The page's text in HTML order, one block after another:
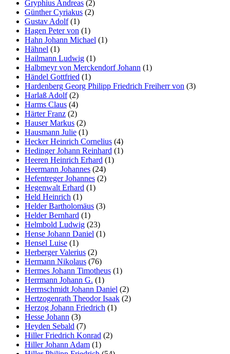
Gryphius Andreas (2)
Günther Cyriakus (2)
Gustav Adolf(1)
Hagen Peter von (1)
Hahn Johann Michael (1)
Hähnel (1)
Hailmann Ludwig (1)
Halbmeyr von Merckendorf Johann (1)
Händel Gottfried (1)
Hardenberg Georg Philipp Friedrich Freiherr von (3)
Harlaß Adolf(2)
Harms Claus (4)
Härter Franz (2)
Hauser Markus (2)
Hausmann Julie (1)
Hecker Heinrich Cornelius (4)
Hedinger Johann Reinhard (1)
Heeren Heinrich Erhard (1)
Heermann Johannes (24)
Hefentreger Johannes (2)
Hegenwalt Erhard (1)
Held Heinrich (1)
Helder Bartholomäus (3)
Helder Bernhard (1)
Helmbold Ludwig (23)
Hense Johann Daniel (1)
Hensel Luise (1)
Herberger Valerius (2)
Hermann Nikolaus (76)
Hermes Johann Timotheus (1)
Herrmann Johann G. (1)
Herrnschmidt Johann Daniel (2)
Hertzogenrath Theodor Isaak (2)
Herzog Johann Friedrich (1)
Hesse Johann (3)
Heyden Sebald (7)
Hiller Friedrich Konrad (2)
Hiller Johann Adam (1)